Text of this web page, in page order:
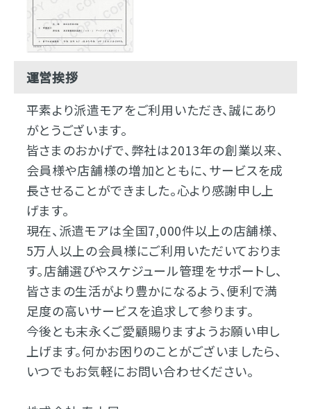
運営挨拶
平素より派遣モアをご利用いただき、誠にあり
がとうございます。
皆さまのおかげで、弊社は2013年の創業以来、
会員様や店舗様の増加とともに、サービスを成
長させることができました。心より感謝申し上
げます。
現在、派遣モアは全国7,000件以上の店舗様、
5万人以上の会員様にご利用いただいておりま
す。店舗選びやスケジュール管理をサポートし、
皆さまの生活がより豊かになるよう、便利で満
足度の高いサービスを追求して参ります。
今後とも末永くご愛顧賜りますようお願い申し
上げます。何かお困りのことがございましたら、
いつでもお気軽にお問い合わせください。